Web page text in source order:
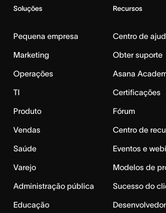
Soluções
Pequena empresa
Marketing
Operações
TI
Produto
Vendas
Saúde
Varejo
Administração pública
Educação
Recursos
Centro de
Obter suporte
Asana
Certificações
Fórum
Centro de
Eventos e
Modelos de
Sucesso do